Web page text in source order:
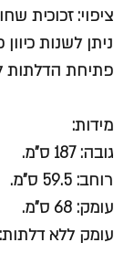
ציפוי: זכוכית
ניתן לשנות
פתיחת הדלתות
מידות:
גובה: 187 ס"מ.
רוחב: 59.5 ס"מ.
עומק: 68 ס"מ.
עומק ללא דלתות: 62